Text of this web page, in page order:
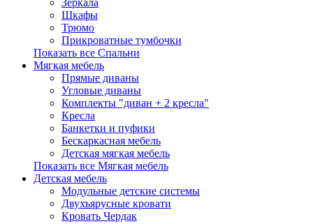
Зеркала
Шкафы
Трюмо
Прикроватные тумбочки
Показать все Спальни
Мягкая мебель
Прямые диваны
Угловые диваны
Комплекты "диван + 2 кресла"
Кресла
Банкетки и пуфики
Бескаркасная мебель
Детская мягкая мебель
Показать все Мягкая мебель
Детская мебель
Модульные детские системы
Двухъярусные кровати
Кровать Чердак